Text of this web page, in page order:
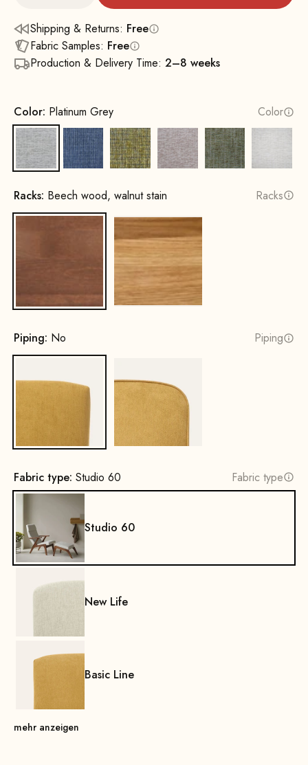
Shipping & Returns: Free
Fabric Samples: Free
Production & Delivery Time: 2–8 weeks
Color: Platinum Grey Color
Platinum GreyIndigo BlueBrass YellowRetro RoséGreen Palm
Racks: Beech wood, walnut stain Racks
Beech wood, walnut stainOak, natural
Piping: No Piping
Yes
Fabric type: Studio 60 Fabric type
Studio 60
New Life
Basic Line
mehr anzeigen